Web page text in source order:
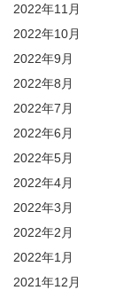
2022年11月
2022年10月
2022年9月
2022年8月
2022年7月
2022年6月
2022年5月
2022年4月
2022年3月
2022年2月
2022年1月
2021年12月